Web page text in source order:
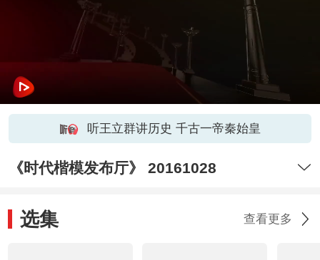
听王立群讲历史 千古一帝秦始皇
《时代楷模发布厅》 20161028
选集 查看更多